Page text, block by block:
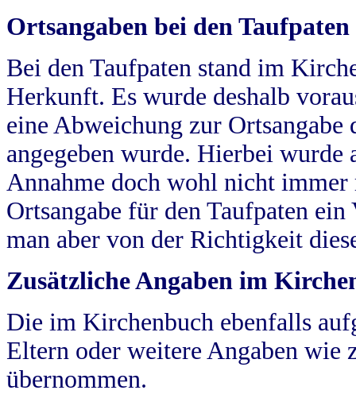
Ortsangaben bei den Taufpaten
Bei den Taufpaten stand im
Herkunft. Es wurde deshalb
eine Abweichung zur
angegeben wurde. Hierbei wurde
Annahme doch wohl nicht
Ortsangabe für den Taufpaten
man aber von der Richtigkeit
Zusätzliche Angaben im
Die im Kirchenbuch ebenfalls
Eltern oder weitere Angaben wie
übernommen.